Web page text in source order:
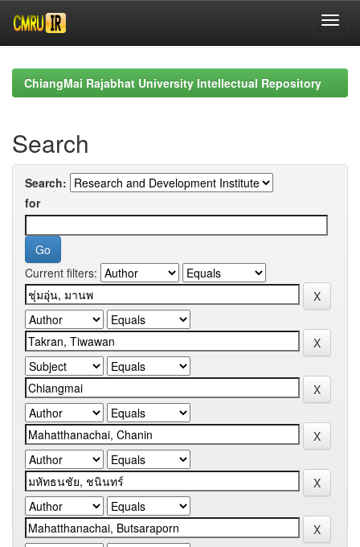
navigationChiangMai Rajabhat University Intellectual Repository
Search
Search:
for
Current filters: